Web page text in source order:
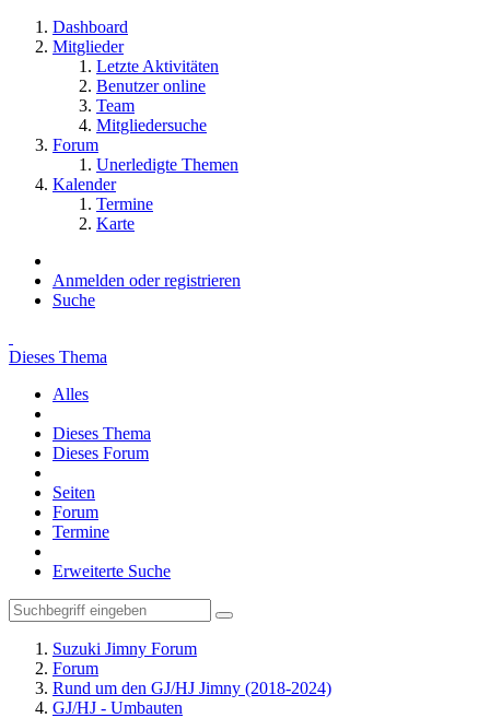
Dashboard
Mitglieder
Letzte Aktivitäten
Benutzer online
Team
Mitgliedersuche
Forum
Unerledigte Themen
Kalender
Termine
Karte
Anmelden oder registrieren
Suche
Dieses Thema
Alles
Dieses Thema
Dieses Forum
Seiten
Forum
Termine
Erweiterte Suche
Suzuki Jimny Forum
Forum
Rund um den GJ/HJ Jimny (2018-2024)
GJ/HJ - Umbauten